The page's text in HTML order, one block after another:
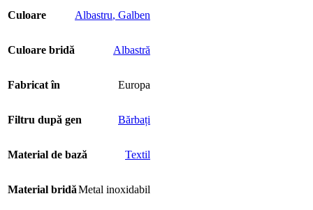
Culoare Albastru, Galben
Culoare bridă Albastră
Fabricat în Europa
Filtru după gen Bărbați
Material de bază Textil
Material bridăMetal inoxidabil